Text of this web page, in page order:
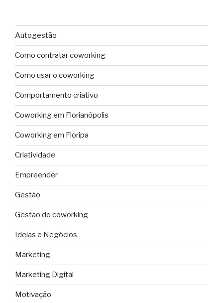
Autogestão
Como contratar coworking
Como usar o coworking
Comportamento criativo
Coworking em Florianópolis
Coworking em Floripa
Criatividade
Empreender
Gestão
Gestão do coworking
Ideias e Negócios
Marketing
Marketing Digital
Motivação